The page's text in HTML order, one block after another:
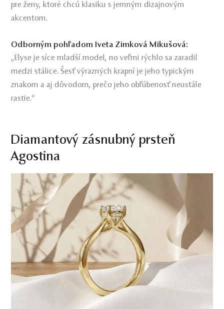
pre ženy, ktoré chcú klasiku s jemným dizajnovým
akcentom.
Odborným pohľadom Iveta Zimková Mikušová:
„Elyse je síce mladší model, no veľmi rýchlo sa zaradil
medzi stálice. Šesť výrazných krapní je jeho typickým
znakom a aj dôvodom, prečo jeho obľúbenosť neustále
rastie.“
Diamantový zásnubný prsteň
Agostina